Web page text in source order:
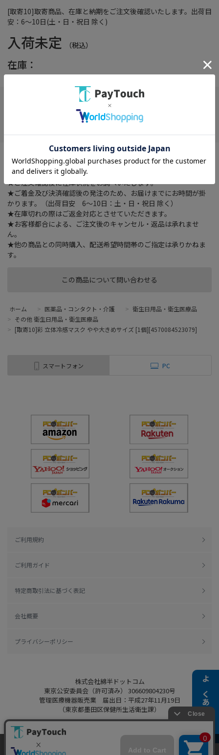
よくある質問
[取寄10]取寄商品、在庫と納期をご注文後確認いたします。出荷目
安：6～10日(土・日・祝日 除く)
入荷未定 （税込）
在庫：
この商品について問い合わせる
在庫がありません
高性能フィルターが微粒子、花粉、ウイルス飛沫などを９９％カ
ット。接触冷感性試験検査０．３~
★ご注文確認後に在庫状況をお調べいたします。
★ご着金及び決済確認後の発注のため、お届けまでにお時間が掛
かります。（出荷目安 6～10日：土・日・祝日 除く）
★在庫切れの際はご返金対応とさせていただきます。
★お客様都合による、ご注文後のキャンセル・返品は承れませ
ん。
★他の商品との同時購入、配送希望時間帯のご指定は承りかねま
す。
ホーム > 医薬品・コンタクト・介護 > 衛生日用品・衛生医療品
> その他 衛生日用品・衛生医療品
> [取寄10]彩 立体冷感マスク やや大きめサイズ [1個][4570084523079]
スマートフォン PC
ご利用規約
ご利用ガイド
特定商取引法に基づく表記
会社概要
プライバシーポリシー
株式会社綿半ドットコム
東京公安委員会（許可済み） 306609804230号
管理医療機器販売業 届出日：平成27年11月19日
（東京都墨田区保健所生活衛生課）
当ウェブサイトでは、お客様により良いサービス